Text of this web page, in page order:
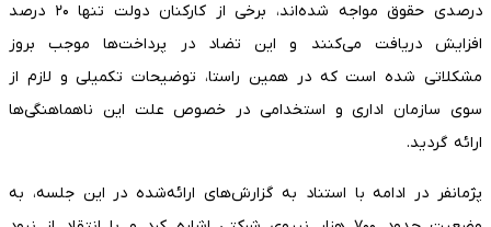
درصدی حقوق مواجه شده‌اند، برخی از کارکنان دولت تنها ۲۰ درصد
افزایش دریافت می‌کنند و این تضاد در پرداخت‌ها موجب بروز
مشکلاتی شده است که در همین راستا، توضیحات تکمیلی و لازم از
سوی سازمان اداری و استخدامی در خصوص علت این ناهماهنگی‌ها
ارائه گردید.
پژمانفر در ادامه با استناد به گزارش‌های ارائه‌شده در این جلسه، به